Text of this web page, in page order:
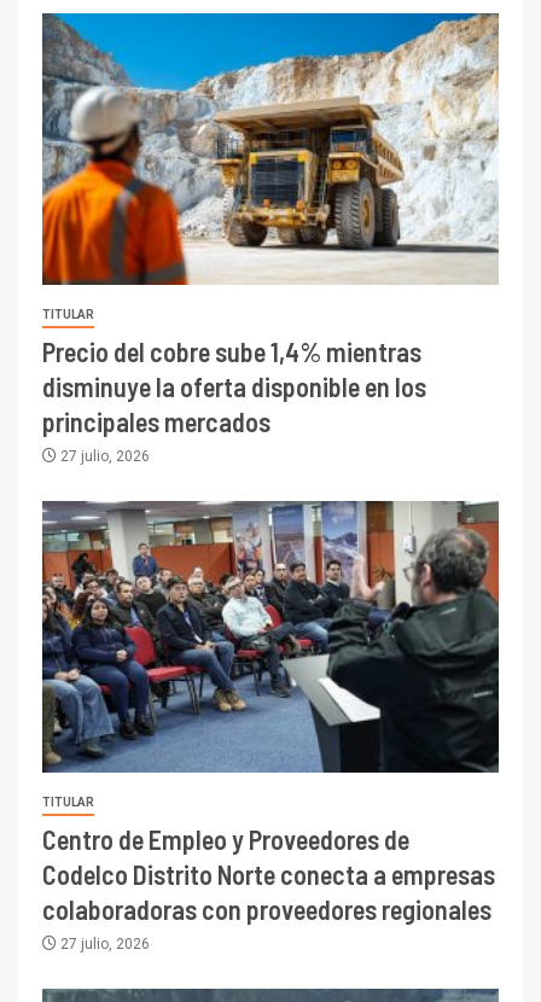
TITULAR
Precio del cobre sube 1,4% mientras
disminuye la oferta disponible en los
principales mercados
27 julio, 2026
TITULAR
Centro de Empleo y Proveedores de
Codelco Distrito Norte conecta a empresas
colaboradoras con proveedores regionales
27 julio, 2026